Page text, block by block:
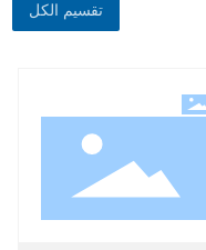
تقسيم الكل